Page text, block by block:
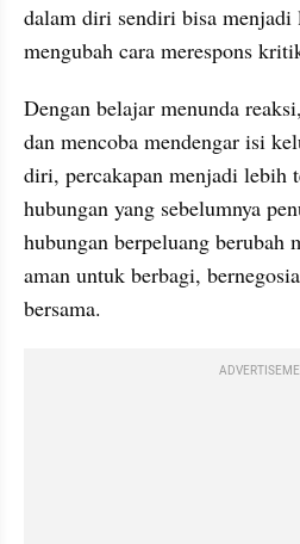
dalam diri sendiri bisa menjadi
mengubah cara merespons
Dengan belajar menunda
dan mencoba mendengar isi
diri, percakapan menjadi lebih
hubungan yang sebelumnya
hubungan berpeluang berubah
aman untuk berbagi,
bersama.